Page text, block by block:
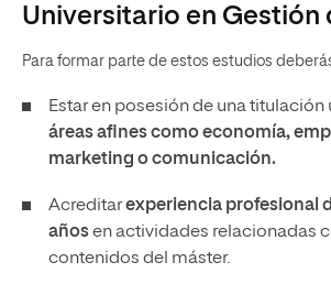
Universitario en Gestión
Para formar parte de estos estudios
Estar en posesión de una titulación
áreas afines como economía,
marketing o comunicación.
Acreditarexperiencia profesional
añosen actividades relacionadas
contenidos del máster.